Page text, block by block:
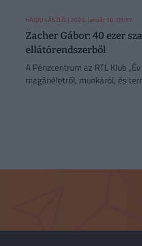
HAJDU LÁSZLÓ | 2026. január 16. 09:57
Zacher Gábor: 40 ezer
ellátórendszerből
A Pénzcentrum az RTL Klub
magánéletről, munkáról, és